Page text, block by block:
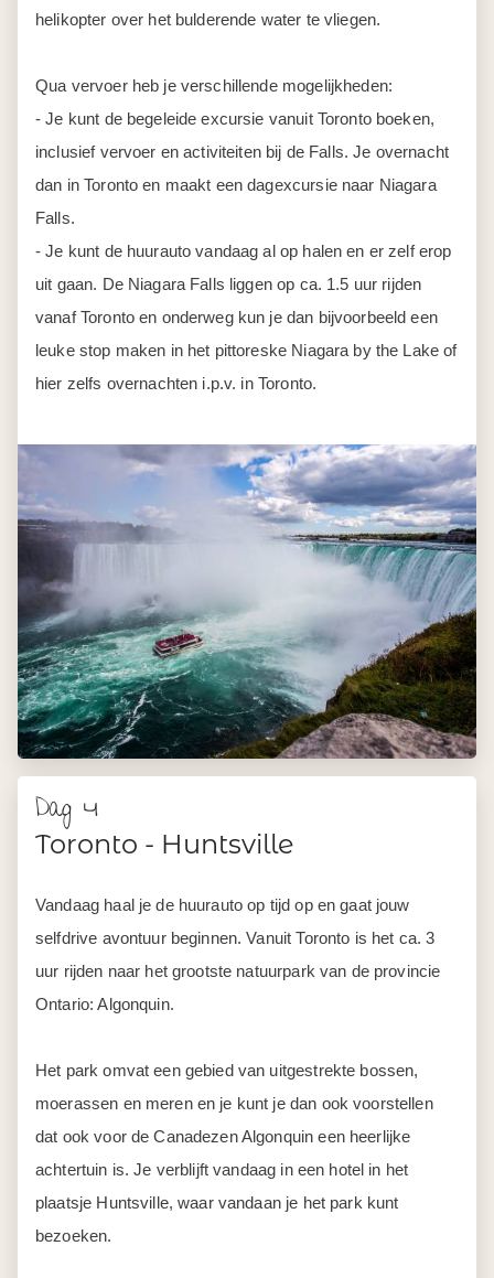
helikopter over het bulderende water te vliegen.
Qua vervoer heb je verschillende mogelijkheden:
- Je kunt de begeleide excursie vanuit Toronto boeken,
inclusief vervoer en activiteiten bij de Falls. Je overnacht
dan in Toronto en maakt een dagexcursie naar Niagara
Falls.
- Je kunt de huurauto vandaag al op halen en er zelf erop
uit gaan. De Niagara Falls liggen op ca. 1.5 uur rijden
vanaf Toronto en onderweg kun je dan bijvoorbeeld een
leuke stop maken in het pittoreske Niagara by the Lake of
hier zelfs overnachten i.p.v. in Toronto.
Dag 4
Toronto - Huntsville
Vandaag haal je de huurauto op tijd op en gaat jouw
selfdrive avontuur beginnen. Vanuit Toronto is het ca. 3
uur rijden naar het grootste natuurpark van de provincie
Ontario: Algonquin.
Het park omvat een gebied van uitgestrekte bossen,
moerassen en meren en je kunt je dan ook voorstellen
dat ook voor de Canadezen Algonquin een heerlijke
achtertuin is. Je verblijft vandaag in een hotel in het
plaatsje Huntsville, waar vandaan je het park kunt
bezoeken.